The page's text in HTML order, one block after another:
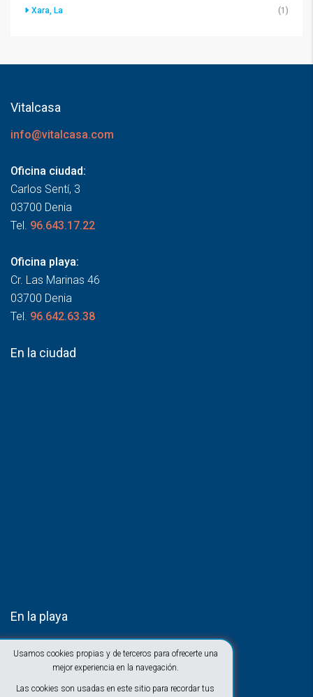
Usamos cookies propias y de terceros para ofrecerte una
mejor experiencia en la navegación.
Las cookies son usadas en este sitio para recordar tus
Xara, La
(1)
Vitalcasa
info@vitalcasa.com
Oficina ciudad:
Carlos Sentí, 3
03700 Denia
Tel. 96.643.17.22
Oficina playa:
Cr. Las Marinas 46
03700 Denia
Tel. 96.642.63.38
En la ciudad
En la playa